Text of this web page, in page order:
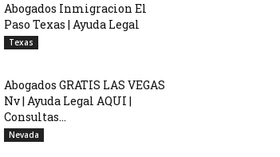
Abogados Inmigracion El
Paso Texas | Ayuda Legal
Texas
Abogados GRATIS LAS VEGAS
Nv | Ayuda Legal AQUI |
Consultas...
Nevada